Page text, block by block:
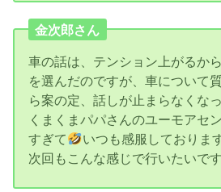
金次郎さん
車の話は、テンション上がるか
を選んだのですが、車について
ら案の定、話しが止まらなくな
くまくまパパさんのユーモアセ
すぎて
いつも感服しておりま
次回もこんな感じで行いたいで